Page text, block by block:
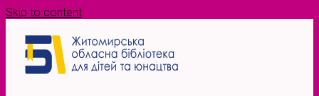
Skip to content